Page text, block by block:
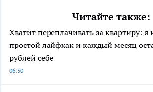
Читайте также:
Хватит переплачивать за квартиру: я
простой лайфхак и каждый месяц
рублей себе
06:50